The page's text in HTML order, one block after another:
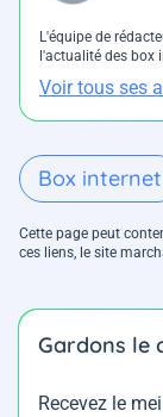
L'équipe de
l'actualité des box
Voir tous ses
Box internet
Cette page peut
ces liens, le site
Gardons le
Recevez le